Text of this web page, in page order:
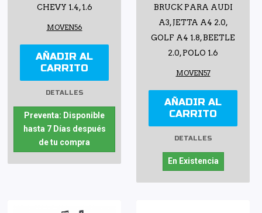
CHEVY 1.4, 1.6
MOVEN56
AÑADIR AL
CARRITO
DETALLES
Preventa: Disponible
hasta 7 Días después
de tu compra
BRUCK PARA AUDI
A3, JETTA A4 2.0,
GOLF A4 1.8, BEETLE
2.0, POLO 1.6
MOVEN57
AÑADIR AL
CARRITO
DETALLES
En Existencia